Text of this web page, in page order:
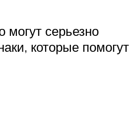
серьезно
которые помогут